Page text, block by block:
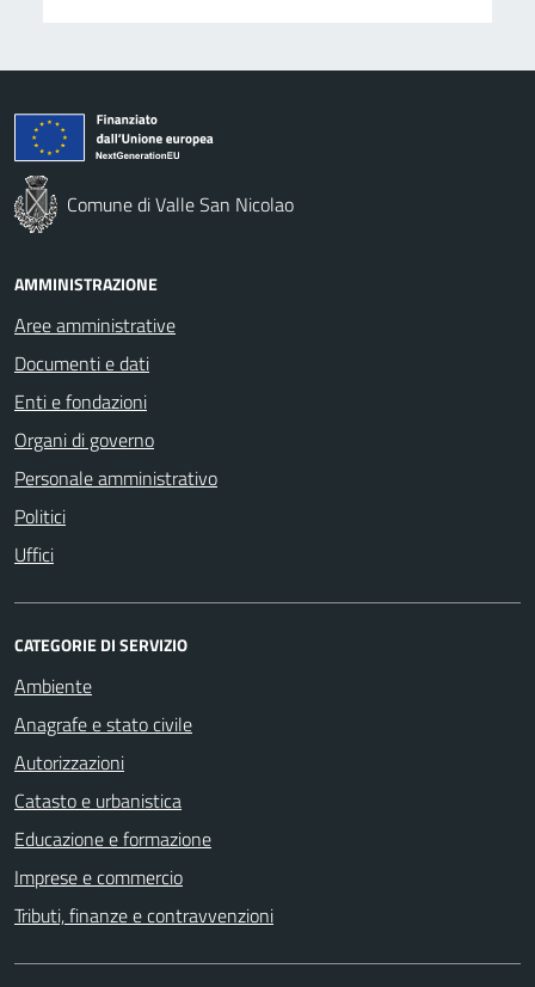
Comune di Valle San Nicolao
AMMINISTRAZIONE
Aree amministrative
Documenti e dati
Enti e fondazioni
Organi di governo
Personale amministrativo
Politici
Uffici
CATEGORIE DI SERVIZIO
Ambiente
Anagrafe e stato civile
Autorizzazioni
Catasto e urbanistica
Educazione e formazione
Imprese e commercio
Tributi, finanze e contravvenzioni